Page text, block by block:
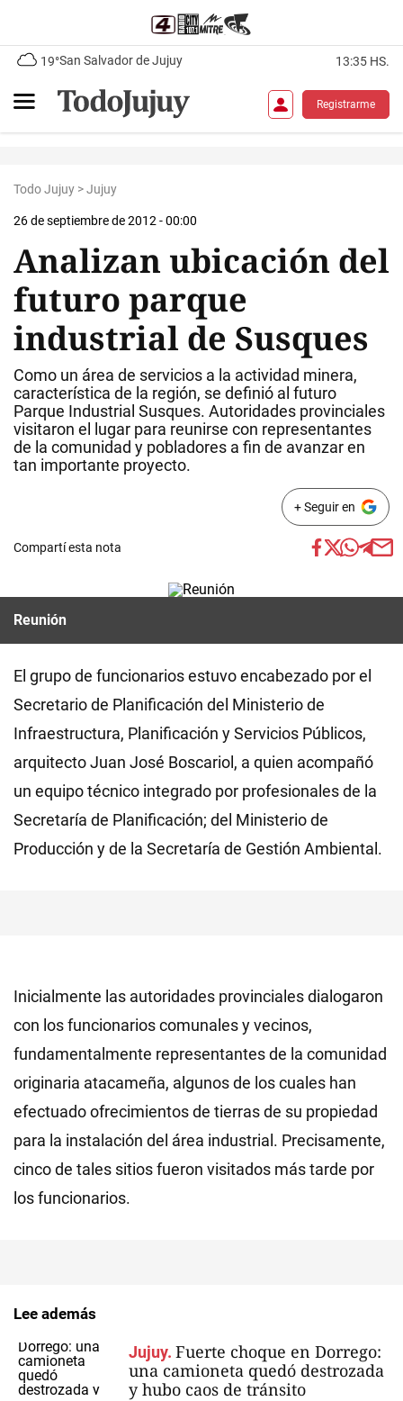
19°San Salvador de Jujuy 13:35 HS.
Registrarme
Todo Jujuy >Jujuy
26 de septiembre de 2012 - 00:00
Analizan ubicación del
futuro parque
industrial de Susques
Como un área de servicios a la actividad minera,
característica de la región, se definió al futuro
Parque Industrial Susques. Autoridades provinciales
visitaron el lugar para reunirse con representantes
de la comunidad y pobladores a fin de avanzar en
tan importante proyecto.
+ Seguir en
Compartí esta nota
Reunión
El grupo de funcionarios estuvo encabezado por el
Secretario de Planificación del Ministerio de
Infraestructura, Planificación y Servicios Públicos,
arquitecto Juan José Boscariol, a quien acompañó
un equipo técnico integrado por profesionales de la
Secretaría de Planificación; del Ministerio de
Producción y de la Secretaría de Gestión Ambiental.
Inicialmente las autoridades provinciales dialogaron
con los funcionarios comunales y vecinos,
fundamentalmente representantes de la comunidad
originaria atacameña, algunos de los cuales han
efectuado ofrecimientos de tierras de su propiedad
para la instalación del área industrial. Precisamente,
cinco de tales sitios fueron visitados más tarde por
los funcionarios.
Lee además
Jujuy. Fuerte choque en Dorrego:
una camioneta quedó destrozada
y hubo caos de tránsito